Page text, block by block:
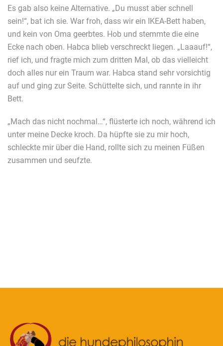
Es gab also keine Alternative. „Du musst aber schnell
sein!“, bat ich sie. War froh, dass wir ein IKEA-Bett haben,
und kein von Oma geerbtes. Hob und stemmte die eine
Ecke nach oben. Habca blieb verschreckt liegen. „Laaauf!“,
rief ich, und fragte mich zum dritten Mal, ob das vielleicht
doch alles nur ein Traum war. Habca stand sehr vorsichtig
auf und ging zur Seite. Schüttelte sich, und rannte in ihr
Bett.
„Mach das nicht nochmal…“, flüsterte ich noch, während ich
unter meine Decke kroch. Da hüpfte sie zu mir hoch,
schleckte mir über die Hand, rollte sich zu meinen Füßen
zusammen und seufzte.